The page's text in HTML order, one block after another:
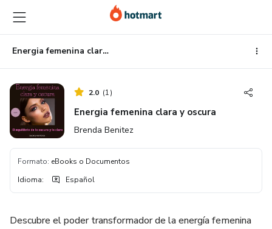
contenido
principal
la
página
de
pie
página
Energia femenina clara y oscura
2.0 (1)
Energia femenina clara y oscura
Brenda Benitez
Formato: eBooks o Documentos
Idioma: Español
Descubre el poder transformador de la energía femenina